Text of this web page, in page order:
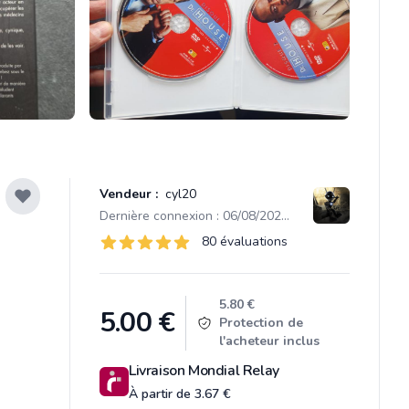
Vendeur : cyl20
Dernière connexion : 06/08/2026 21:06
Évaluations
80 sur 5 étoiles 80 évaluations
Product information
5.00€
5.80 €
Protection de
l'acheteur inclus
Livraison Mondial Relay
À partir de 3.67 €